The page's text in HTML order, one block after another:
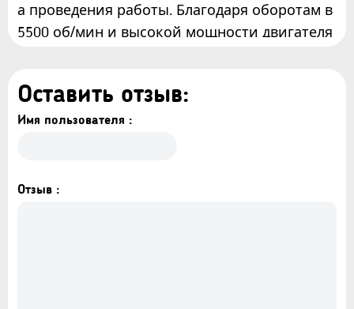
а проведения работы. Благодаря оборотам в
5500 об/мин и высокой мощности двигателя
древесины. Также стоит отметить надежност
ь двигателя, который не только обладает вы
время без перерывов, также он превосходно
Оставить отзыв:
Имя пользователя :
Отзыв :